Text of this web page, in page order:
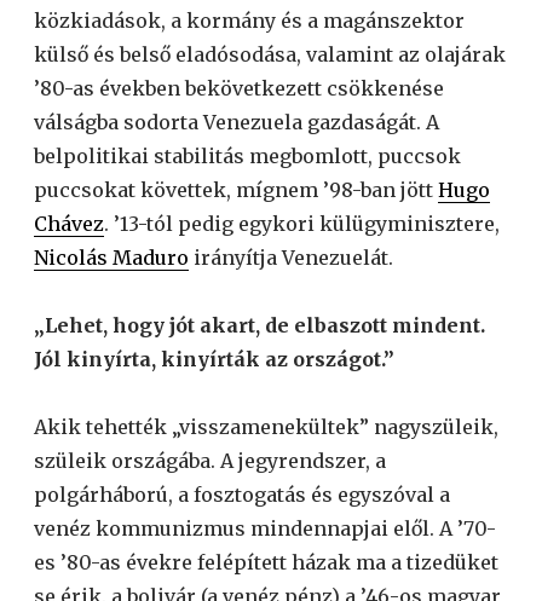
közkiadások, a kormány és a magánszektor
külső és belső eladósodása, valamint az olajárak
’80-as években bekövetkezett csökkenése
válságba sodorta Venezuela gazdaságát. A
belpolitikai stabilitás megbomlott, puccsok
puccsokat követtek, mígnem ’98-ban jött Hugo
Chávez. ’13-tól pedig egykori külügyminisztere,
Nicolás Maduro irányítja Venezuelát.
„Lehet, hogy jót akart, de elbaszott mindent.
Jól kinyírta, kinyírták az országot.”
Akik tehették „visszamenekültek” nagyszüleik,
szüleik országába. A jegyrendszer, a
polgárháború, a fosztogatás és egyszóval a
venéz kommunizmus mindennapjai elől. A ’70-
es ’80-as évekre felépített házak ma a tizedüket
se érik, a bolivár (a venéz pénz) a ’46-os magyar